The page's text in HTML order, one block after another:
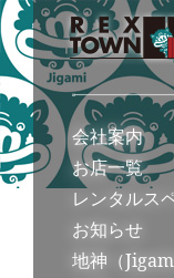
会社案内
お店一覧
レンタルス
お知らせ
地神（